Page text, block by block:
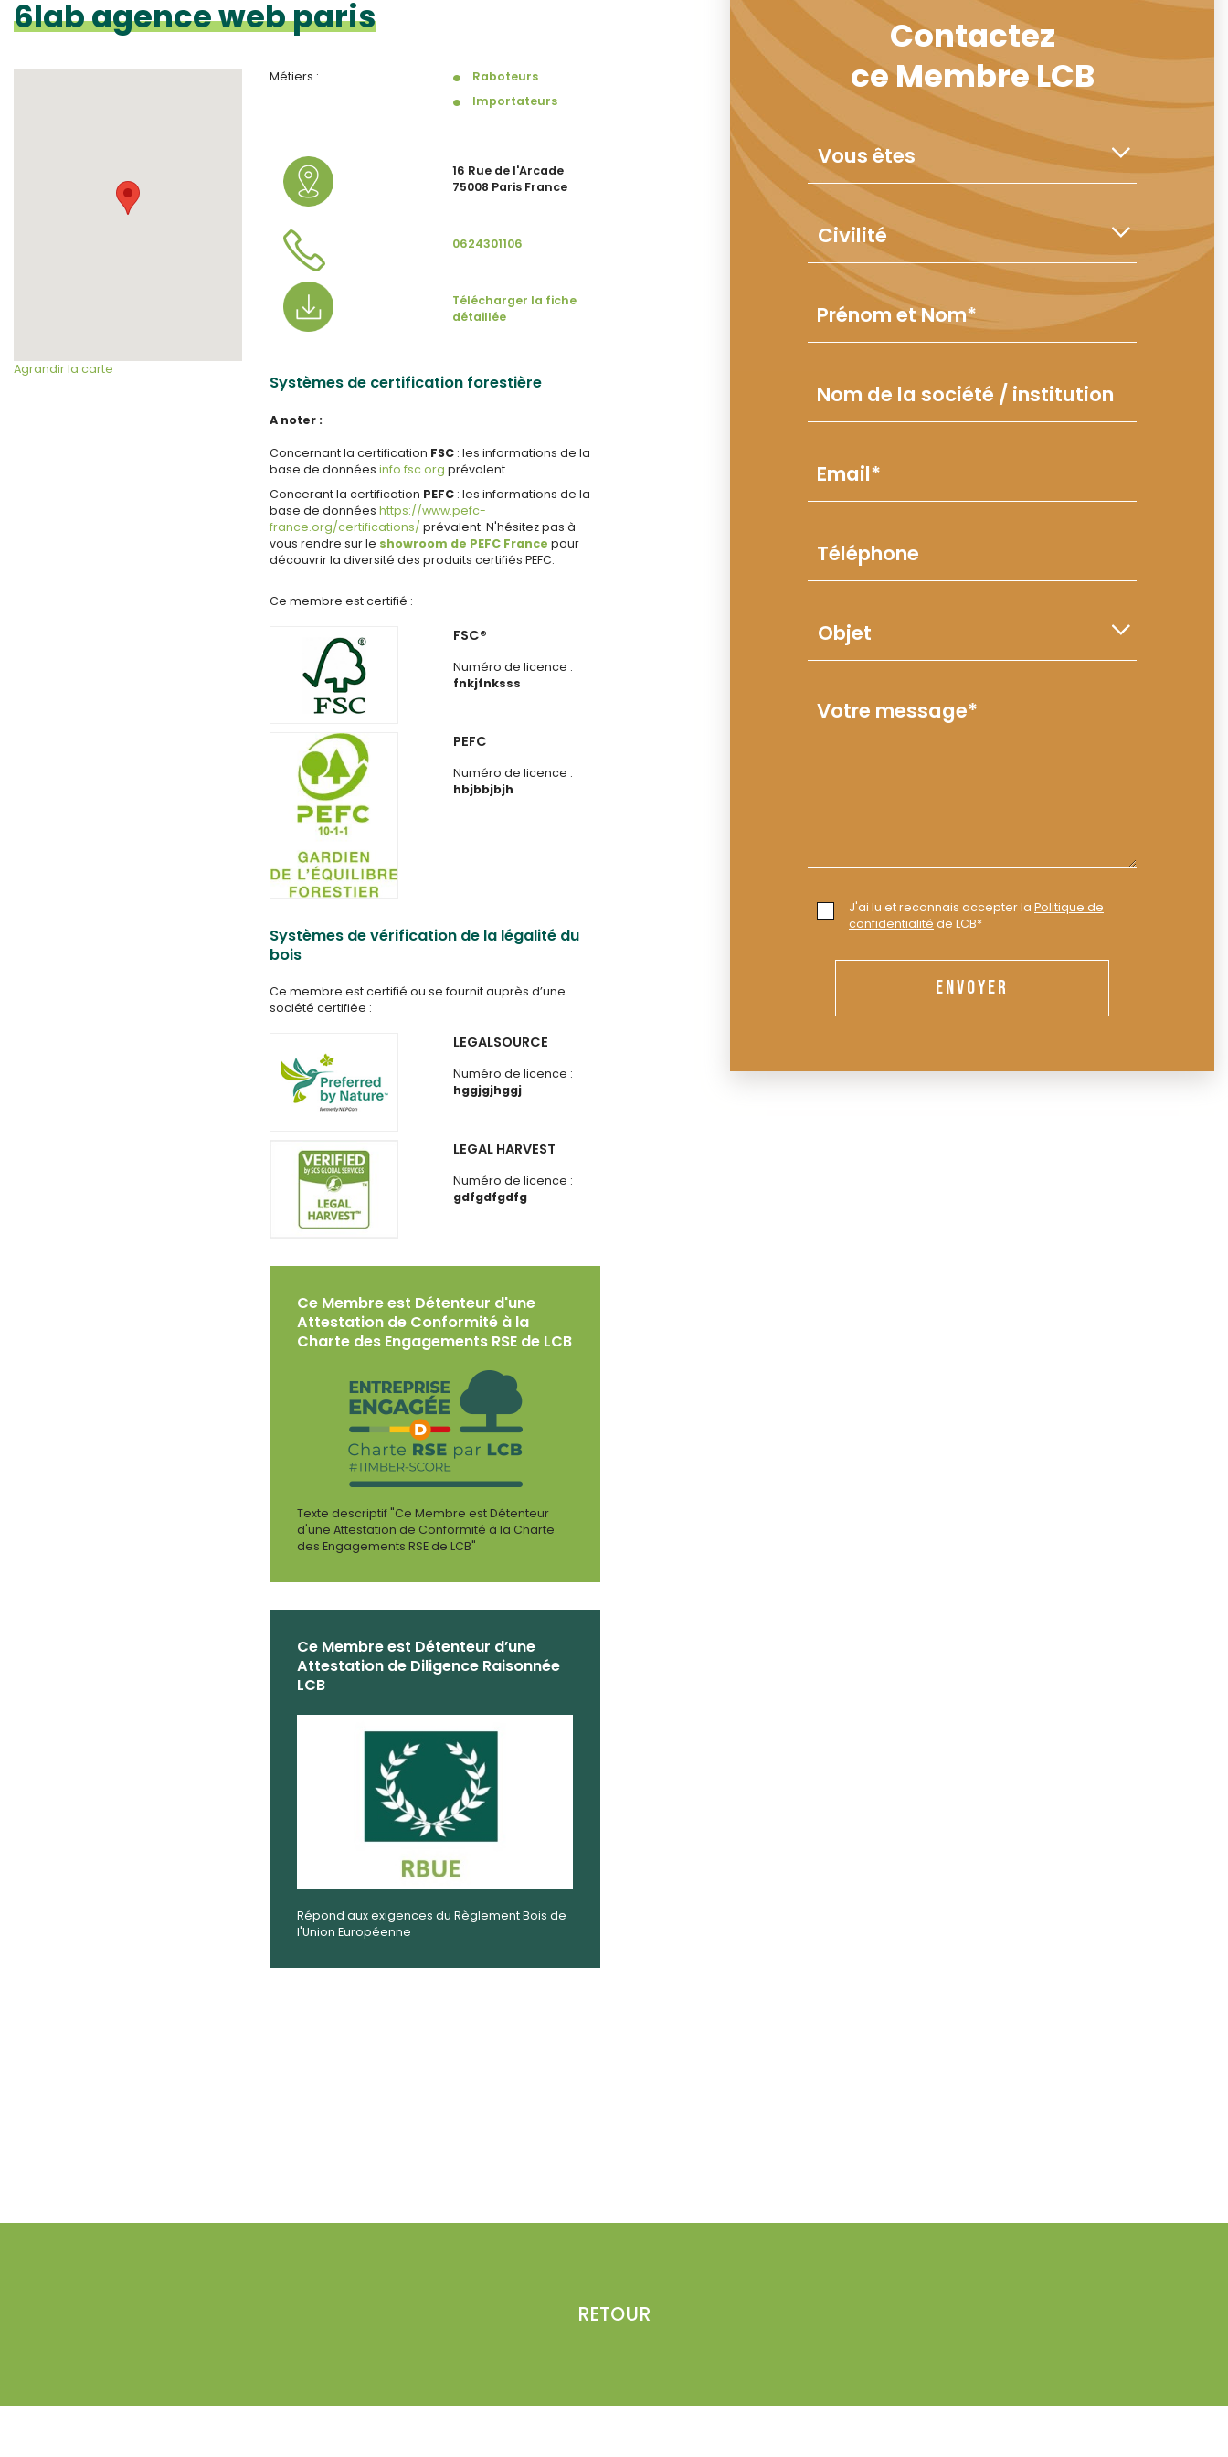
6lab agence web paris
Agrandir la carte
Métiers :
Raboteurs
Importateurs
16 Rue de l'Arcade
75008 Paris France
0624301106
Télécharger la fiche
détaillée
Systèmes de certification forestière
A noter :
Concernant la certification FSC : les informations de la
base de données info.fsc.org prévalent
Concerant la certification PEFC : les informations de la
base de données https://www.pefc-
france.org/certifications/ prévalent. N'hésitez pas à
vous rendre sur le showroom de PEFC France pour
découvrir la diversité des produits certifiés PEFC.
Ce membre est certifié :
FSC®
Numéro de licence :
fnkjfnksss
PEFC
Numéro de licence :
hbjbbjbjh
Systèmes de vérification de la légalité du
bois
Ce membre est certifié ou se fournit auprès d’une
société certifiée :
LEGALSOURCE
Numéro de licence :
hggjgjhggj
LEGAL HARVEST
Numéro de licence :
gdfgdfgdfg
Ce Membre est Détenteur d'une
Attestation de Conformité à la
Charte des Engagements RSE de LCB
Texte descriptif "Ce Membre est Détenteur
d'une Attestation de Conformité à la Charte
des Engagements RSE de LCB"
Ce Membre est Détenteur d’une
Attestation de Diligence Raisonnée
LCB
Répond aux exigences du Règlement Bois de
l'Union Européenne
Contactez
ce Membre LCB
J'ai lu et reconnais accepter la Politique de
confidentialité de LCB*
ENVOYER
RETOUR